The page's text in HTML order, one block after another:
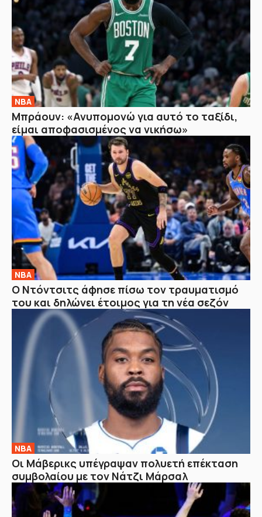
NBA
Μπράουν: «Ανυπομονώ για αυτό το ταξίδι,
είμαι αποφασισμένος να νικήσω»
NBA
Ο Ντόντσιτς άφησε πίσω τον τραυματισμό
του και δηλώνει έτοιμος για τη νέα σεζόν
NBA
Οι Μάβερικς υπέγραψαν πολυετή επέκταση
συμβολαίου με τον Νάτζι Μάρσαλ